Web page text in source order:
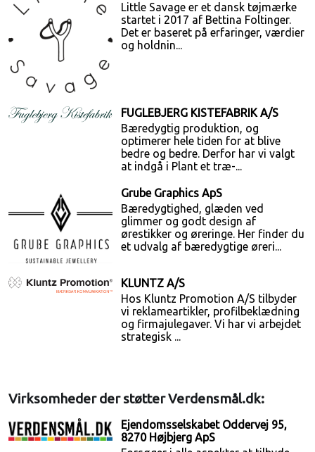
Little Savage er et dansk tøjmærke
startet i 2017 af Bettina Foltinger.
Det er baseret på erfaringer, værdier
og holdnin...
FUGLEBJERG KISTEFABRIK A/S
Bæredygtig produktion, og
optimerer hele tiden for at blive
bedre og bedre. Derfor har vi valgt
at indgå i Plant et træ-...
Grube Graphics ApS
Bæredygtighed, glæden ved
glimmer og godt design af
ørestikker og øreringe. Her finder du
et udvalg af bæredygtige øreri...
KLUNTZ A/S
Hos Kluntz Promotion A/S tilbyder
vi reklameartikler, profilbeklædning
og firmajulegaver. Vi har vi arbejdet
strategisk ...
Virksomheder der støtter Verdensmål.dk:
Ejendomsselskabet Oddervej 95,
8270 Højbjerg ApS